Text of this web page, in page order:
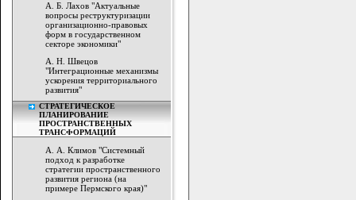
А. Б. Лахов "Актуальные
вопросы реструктуризации
организационно-правовых
форм в государственном
секторе экономики"
А. Н. Швецов
"Интеграционные механизмы
ускорения территориального
развития"
СТРАТЕГИЧЕСКОЕ
ПЛАНИРОВАНИЕ
ПРОСТРАНСТВЕННЫХ
ТРАНСФОРМАЦИЙ
А. А. Климов "Системный
подход к разработке
стратегии пространственного
развития региона (на
примере Пермского края)"